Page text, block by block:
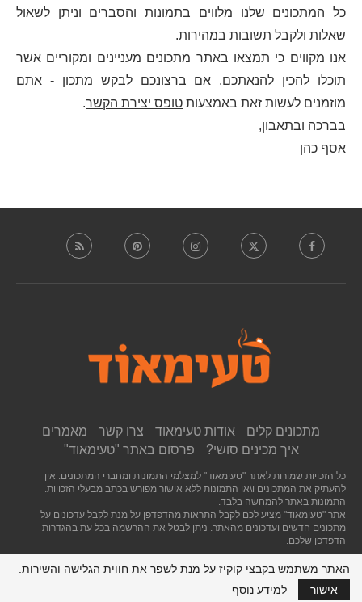
כל המתכונים שלנו מלווים בתמונות והסברים וניתן לשאול
שאלות ולקבל תשובות במהירות.
אנו מקווים כי תמצאו באתר מתכונים מעניינים ומקוריים אשר
תוכלו להכין להנאתכם. אם ברצונכם לבקש מתכון - אתם
מוזמנים לעשות זאת באמצעות טופס יצירת הקשר.
בברכה ובתאבון,
אסף כהן
מתכונים קלים אודות טעימאוד צרו קשר
מאמרים
איך מכינים סושי?
פרסום באתר "טעימאוד"
כל הזכויות שמורות לאתר "טעימאוד" למצלמי התמונות ומחברי המתכונים. אין
להעתיק את המתכונים ו\או התמונות ללא אישור מפורש בכתב מבעלי הזכויות.
התמונות באתר להמחשה בלבד.
אתר "טעימאוד" מציע לכם לקבל התראות מהדפדפן על מנת לקבל עדכונים על
מתכונים חדשים ועדכונים מהאתר. ניתן לבטל את ההרשמה בכל עת בהגדרות
הדפדפן שלכם.
האתר משתמש בקבצי קוקיז על מנת לשפר את חווית הגלישה והשירות.
אישור
למידע נוסף